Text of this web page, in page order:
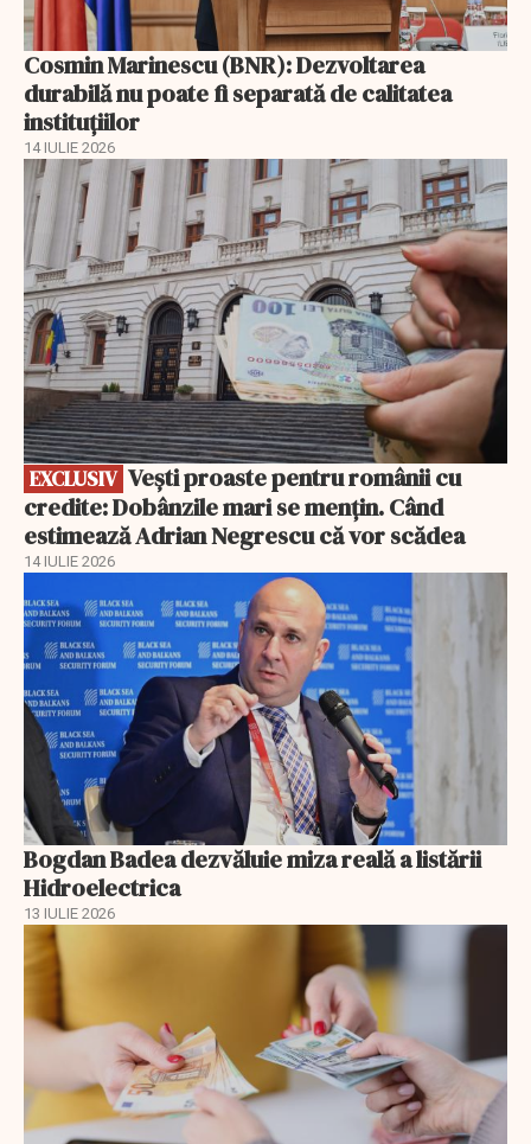
Cosmin Marinescu (BNR): Dezvoltarea
durabilă nu poate fi separată de calitatea
instituțiilor
14 IULIE 2026
EXCLUSIV
EXCLUSIV
credite: Dobânzile mari se mențin. Când
estimează Adrian Negrescu că vor scădea
14 IULIE 2026
Bogdan Badea dezvăluie miza reală a listării
Hidroelectrica
13 IULIE 2026